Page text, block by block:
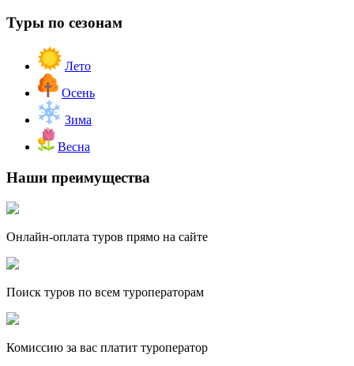
Туры по сезонам
Лето
Осень
Зима
Весна
Наши преимущества
Онлайн-оплата туров прямо на сайте
Поиск туров по всем туроператорам
Комиссию за вас платит туроператор